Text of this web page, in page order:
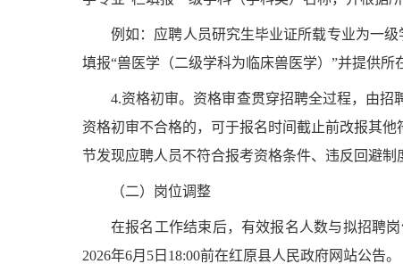
例如：应聘人员研究生毕业证所载专业为一级
填报“兽医学（二级学科为临床兽医学） ”并提供所
4.资格初审。资格审查贯穿招聘全过程，由招
资格初审不合格的，可于报名时间截止前改报其他
节发现应聘人员不符合报考资格条件、违反回避
（二）岗位调整
在报名工作结束后，有效报名人数与拟招聘
2026年6月 5 日 18:00前在红原县人 民政府网站公告。